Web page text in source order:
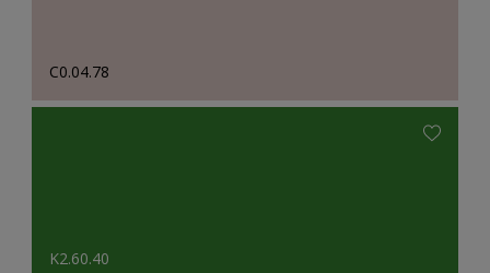
C0.04.78
K2.60.40